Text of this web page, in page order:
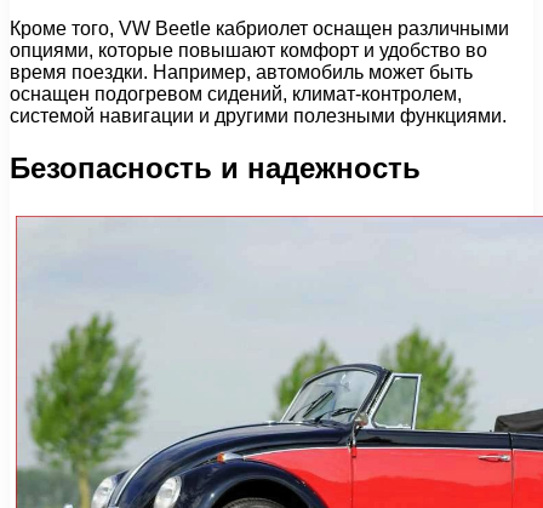
Кроме того, VW Beetle кабриолет оснащен различными
опциями, которые повышают комфорт и удобство во
время поездки. Например, автомобиль может быть
оснащен подогревом сидений, климат-контролем,
системой навигации и другими полезными функциями.
Безопасность и надежность